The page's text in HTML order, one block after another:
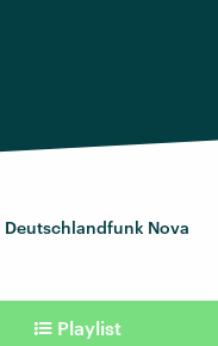
Deutschlandfunk Nova
Playlist